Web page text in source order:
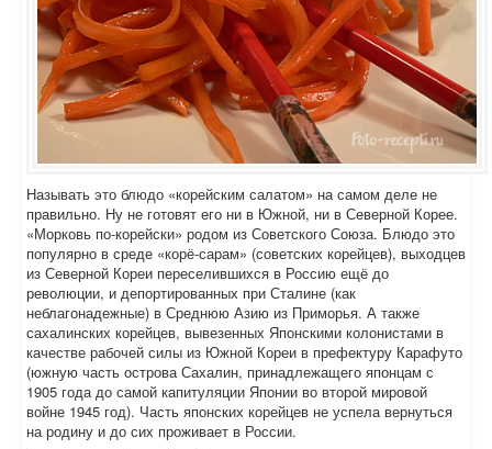
Называть это блюдо «корейским салатом» на самом деле не
правильно. Ну не готовят его ни в Южной, ни в Северной Корее.
«Морковь по-корейски» родом из Советского Союза. Блюдо это
популярно в среде «корё-сарам» (советских корейцев), выходцев
из Северной Кореи переселившихся в Россию ещё до
революции, и депортированных при Сталине (как
неблагонадежные) в Среднюю Азию из Приморья. А также
сахалинских корейцев, вывезенных Японскими колонистами в
качестве рабочей силы из Южной Кореи в префектуру Карафуто
(южную часть острова Сахалин, принадлежащего японцам с
1905 года до самой капитуляции Японии во второй мировой
войне 1945 год). Часть японских корейцев не успела вернуться
на родину и до сих проживает в России.